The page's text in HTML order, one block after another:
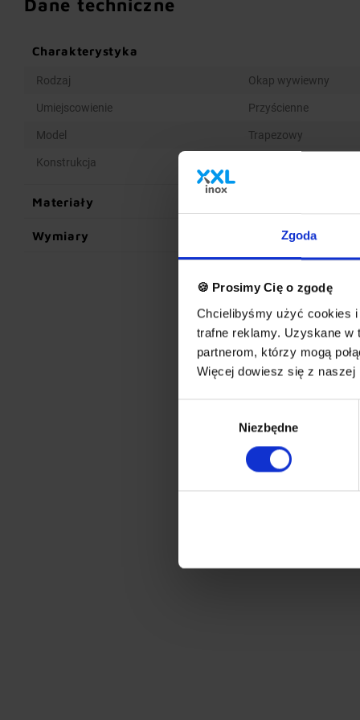
Zgoda
🍪 Prosimy Cię o zgodę
Chcielibyśmy użyć cookies
trafne reklamy. Uzyskane w
partnerom, którzy mogą
Więcej dowiesz się z naszej
Niezbędne
Dane techniczne
Charakterystyka
Rodzaj Okap wywiewny
Umiejscowienie Przyścienne
Model Trapezowy
Konstrukcja
Materiały
Wymiary